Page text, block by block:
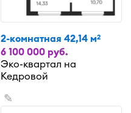
2-комнатная 42,14 м2
6 100 000 руб.
Эко-квартал на
Кедровой
✎